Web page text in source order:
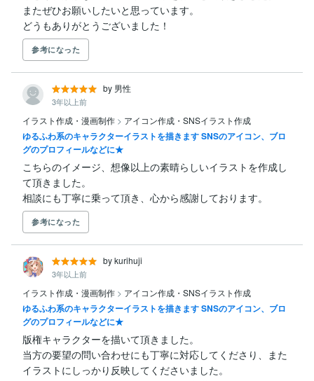
またぜひお願いしたいと思っています。
どうもありがとうございました！
参考になった
by 男性
3年以上前
イラスト作成・漫画制作 > アイコン作成・SNSイラスト作成
ゆるふわ系のキャラクターイラストを描きます SNSのアイコン、ブロ
グのプロフィールなどに★
こちらのイメージ、想像以上の素晴らしいイラストを作成し
て頂きました。
相談にも丁寧に乗って頂き、心から感謝しております。
参考になった
by kurihuji
3年以上前
イラスト作成・漫画制作 > アイコン作成・SNSイラスト作成
ゆるふわ系のキャラクターイラストを描きます SNSのアイコン、ブロ
グのプロフィールなどに★
版権キャラクターを描いて頂きました。
当方の要望の問い合わせにも丁寧に対応してくださり、また
イラストにしっかり反映してくださいました。